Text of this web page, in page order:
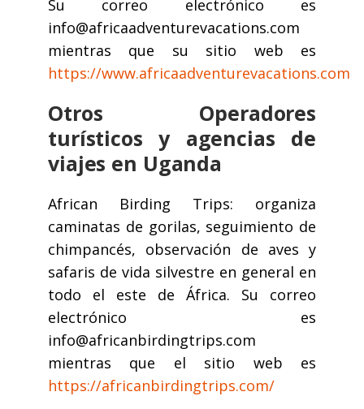
Su correo electrónico es
info@africaadventurevacations.com
mientras que su sitio web es
https://www.africaadventurevacations.com
Otros Operadores
turísticos y agencias de
viajes en Uganda
African Birding Trips: organiza
caminatas de gorilas, seguimiento de
chimpancés, observación de aves y
safaris de vida silvestre en general en
todo el este de África. Su correo
electrónico es
info@africanbirdingtrips.com
mientras que el sitio web es
https://africanbirdingtrips.com/